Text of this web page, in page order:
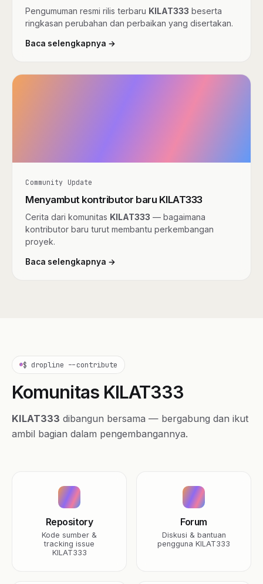
Pengumuman resmi rilis terbaru KILAT333 beserta
ringkasan perubahan dan perbaikan yang disertakan.
Baca selengkapnya →
Community Update
Menyambut kontributor baru KILAT333
Cerita dari komunitas KILAT333 — bagaimana
kontributor baru turut membantu perkembangan
proyek.
Baca selengkapnya →
$ dropline --contribute
Komunitas KILAT333
KILAT333 dibangun bersama — bergabung dan ikut
ambil bagian dalam pengembangannya.
Repository
Kode sumber &
tracking issue
KILAT333
Forum
Diskusi & bantuan
pengguna KILAT333